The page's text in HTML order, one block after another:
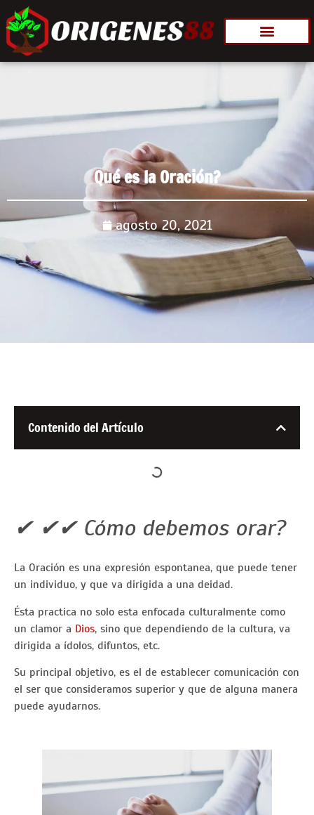
Qué es la Oración?
agosto 20, 2021
Contenido del Artículo
✔ ✔✔ Cómo debemos orar?
La Oración es una expresión espontanea, que puede tener
un individuo, y que va dirigida a una deidad.
Ésta practica no solo esta enfocada culturalmente como
un clamor a Dios, sino que dependiendo de la cultura, va
dirigida a ídolos, difuntos, etc.
Su principal objetivo, es el de establecer comunicación con
el ser que consideramos superior y que de alguna manera
puede ayudarnos.